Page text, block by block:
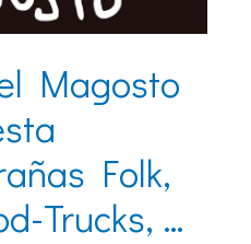
Magosto
Folk,
Trucks, …